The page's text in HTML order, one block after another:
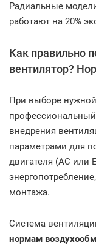
Радиальные
работают на 20%
Как правильно
вентилятор?
При выборе
внедрения
параметрами для
двигателя (AC или
монтажа.
Система
нормам